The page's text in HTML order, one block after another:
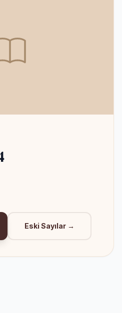
Eski Sayılar →